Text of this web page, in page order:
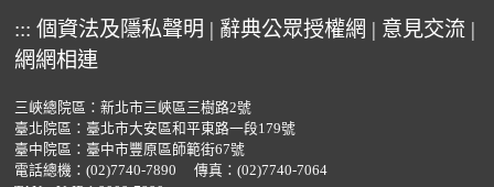
::: 個資法及隱私聲明 | 辭典公眾授權網 | 意見交流 |
網網相連
三峽總院區：新北市三峽區三樹路2號
臺北院區：臺北市大安區和平東路一段179號
臺中院區：臺中市豐原區師範街67號
電話總機： (02)7740-7890
傳真：(02)7740-7064